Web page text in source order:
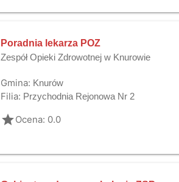
Poradnia lekarza POZ
Zespół Opieki Zdrowotnej w Knurowie
Gmina: Knurów
Filia: Przychodnia Rejonowa Nr 2
gradeOcena: 0.0